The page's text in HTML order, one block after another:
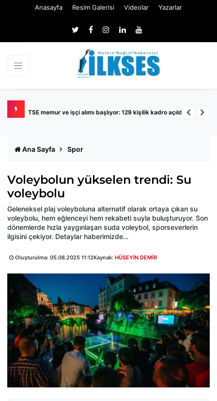
Anasayfa Resim Galerisi Videolar Yazarlar
TSE memur ve işçi alımı başlıyor: 129 kişilik kadro açıldı
Ana Sayfa Spor
Voleybolun yükselen trendi: Su
voleybolu
Geleneksel plaj voleyboluna alternatif olarak ortaya çıkan su
voleybolu, hem eğlenceyi hem rekabeti suyla buluşturuyor. Son
dönemlerde hızla yaygınlaşan suda voleybol, sporseverlerin
ilgisini çekiyor. Detaylar haberimizde…
Oluşturulma: 05.08.2025 11:12Kaynak: HÜSEYİN DEMİR